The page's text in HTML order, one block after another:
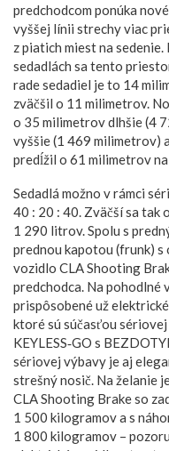
predchodcom ponúka
vyššej línii strechy viac
z piatich miest na
sedadlách sa tento
rade sedadiel je to 14
zväčšil o 11 milimetrov.
o 35 milimetrov dlhšie (4
vyššie (1 469 milimetrov)
predĺžil o 61 milimetrov
Sedadlá možno v rámci
40 : 20 : 40. Zväčší sa tak
1 290 litrov. Spolu s
prednou kapotou (frunk)
vozidlo CLA Shooting
predchodca. Na pohodlné
prispôsobené už
ktoré sú súčasťou
KEYLESS‑GO s
sériovej výbavy je aj
strešný nosič. Na želanie
CLA Shooting Brake so
1 500 kilogramov a s
1 800 kilogramov –